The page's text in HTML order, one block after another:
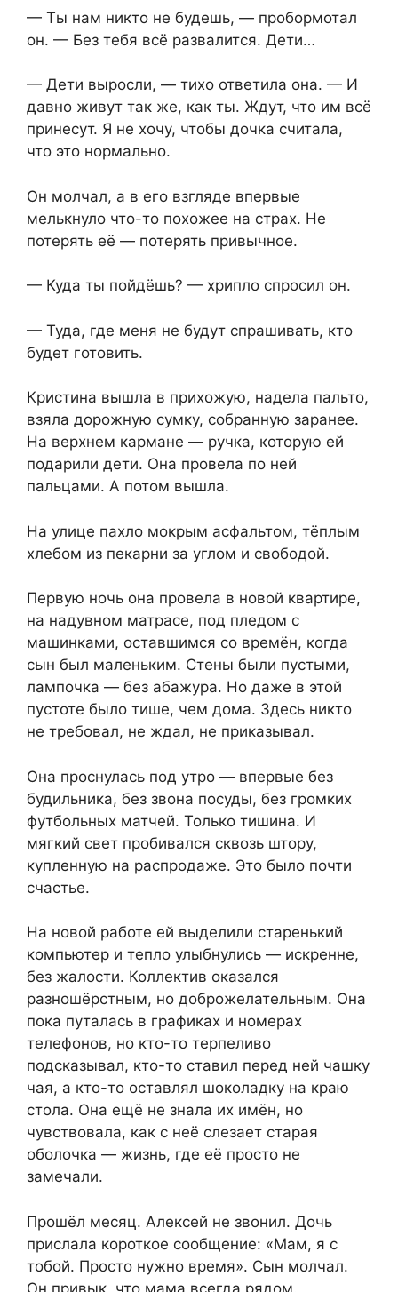
— Ты нам никто не будешь, — пробормотал
он. — Без тебя всё развалится. Дети…
— Дети выросли, — тихо ответила она. — И
давно живут так же, как ты. Ждут, что им всё
принесут. Я не хочу, чтобы дочка считала,
что это нормально.
Он молчал, а в его взгляде впервые
мелькнуло что-то похожее на страх. Не
потерять её — потерять привычное.
— Куда ты пойдёшь? — хрипло спросил он.
— Туда, где меня не будут спрашивать, кто
будет готовить.
Кристина вышла в прихожую, надела пальто,
взяла дорожную сумку, собранную заранее.
На верхнем кармане — ручка, которую ей
подарили дети. Она провела по ней
пальцами. А потом вышла.
На улице пахло мокрым асфальтом, тёплым
хлебом из пекарни за углом и свободой.
Первую ночь она провела в новой квартире,
на надувном матрасе, под пледом с
машинками, оставшимся со времён, когда
сын был маленьким. Стены были пустыми,
лампочка — без абажура. Но даже в этой
пустоте было тише, чем дома. Здесь никто
не требовал, не ждал, не приказывал.
Она проснулась под утро — впервые без
будильника, без звона посуды, без громких
футбольных матчей. Только тишина. И
мягкий свет пробивался сквозь штору,
купленную на распродаже. Это было почти
счастье.
На новой работе ей выделили старенький
компьютер и тепло улыбнулись — искренне,
без жалости. Коллектив оказался
разношёрстным, но доброжелательным. Она
пока путалась в графиках и номерах
телефонов, но кто-то терпеливо
подсказывал, кто-то ставил перед ней чашку
чая, а кто-то оставлял шоколадку на краю
стола. Она ещё не знала их имён, но
чувствовала, как с неё слезает старая
оболочка — жизнь, где её просто не
замечали.
Прошёл месяц. Алексей не звонил. Дочь
прислала короткое сообщение: «Мам, я с
тобой. Просто нужно время». Сын молчал.
Он привык, что мама всегда рядом.